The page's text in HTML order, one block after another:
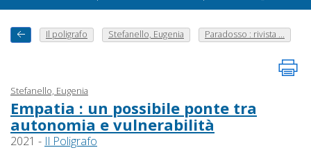
Il poligrafo Stefanello, Eugenia Paradosso : rivista ...
Stefanello, Eugenia
Empatia : un possibile ponte tra
autonomia e vulnerabilità
2021 - Il Poligrafo